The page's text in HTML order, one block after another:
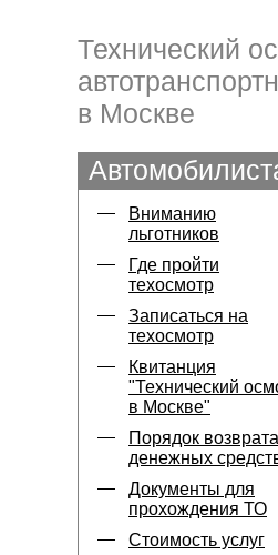
Технический
в Москве
Вниманию
льготников
Где пройти
техосмотр
Записаться на
техосмотр
Квитанция
"Технический
в Москве"
Порядок возврата
денежных
Документы для
прохождения ТО
Стоимость услуг